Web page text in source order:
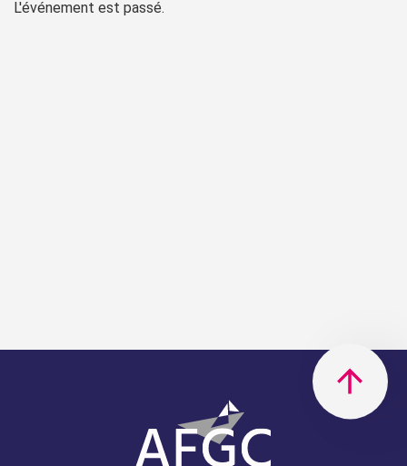
L'événement est passé.